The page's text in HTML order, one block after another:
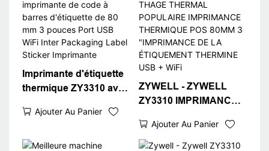
Imprimante d'étiquette
thermique ZY3310 avec
barres d'étiquette de 80
WiFi Inter Packaging
Ajouter Au Panier
ZYWELL - ZYWELL
ZY3310 IMPRIMANCE
POPULAIRE
IMPRIMANCE
Ajouter Au Panier